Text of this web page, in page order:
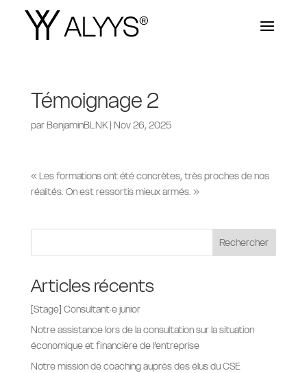
Témoignage 2
parBenjaminBLNK| Nov 26, 2025
«Les formations ont été concrètes, très proches de nos
réalités. On est ressortis mieux armés. »
Rechercher
Articles récents
[Stage] Consultant·e junior
Notre assistance lors de la consultation sur la situation
économique et financière de l’entreprise
Notre mission de coaching auprès des élus du CSE